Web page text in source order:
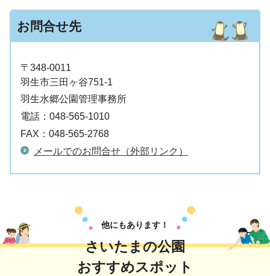
お問合せ先
〒348-0011
羽生市三田ヶ谷751-1
羽生水郷公園管理事務所
電話： 048-565-1010
FAX： 048-565-2768
メールでのお問合せ（外部リンク）
他にもあります！
さいたまの公園
おすすめスポット